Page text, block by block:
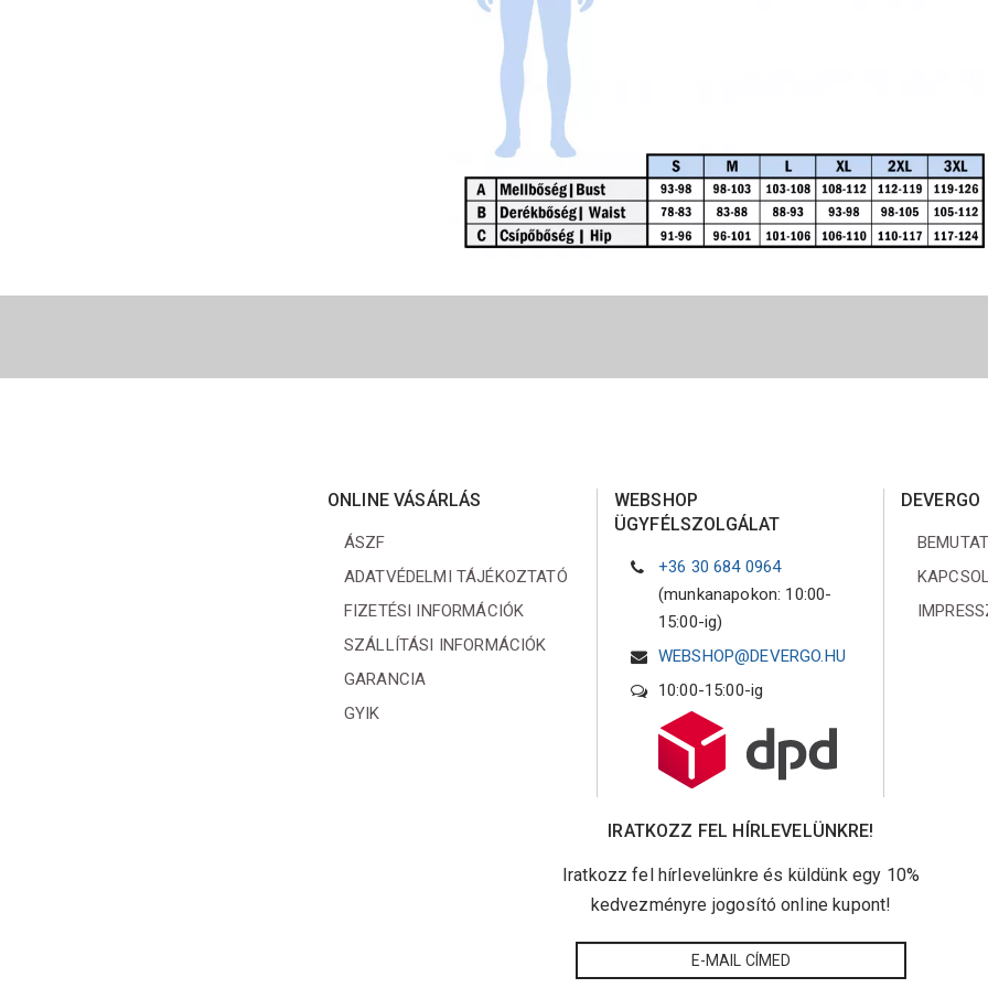
ONLINE VÁSÁRLÁS
ÁSZF
ADATVÉDELMI TÁJÉKOZTATÓ
FIZETÉSI INFORMÁCIÓK
SZÁLLÍTÁSI INFORMÁCIÓK
GARANCIA
GYIK
WEBSHOP
ÜGYFÉLSZOLGÁLAT
+36 30 684 0964
(munkanapokon: 10:00-
15:00-ig)
WEBSHOP@DEVERGO.HU
10:00-15:00-ig
DEVERGO
IRATKOZZ FEL HÍRLEVELÜNKRE!
Iratkozz fel hírlevelünkre és küldünk egy 10%
kedvezményre jogosító online kupont!